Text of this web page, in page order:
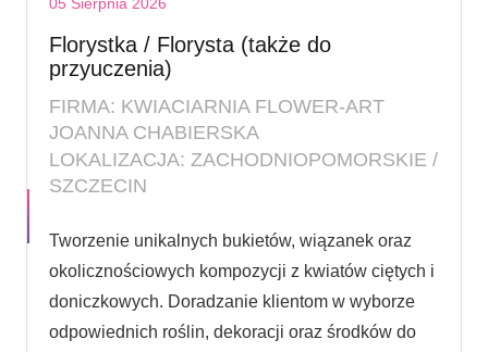
Florystka / Florysta (także do
przyuczenia)
FIRMA: KWIACIARNIA FLOWER-ART
JOANNA CHABIERSKA
LOKALIZACJA: ZACHODNIOPOMORSKIE /
SZCZECIN
Tworzenie unikalnych bukietów, wiązanek oraz
okolicznościowych kompozycji z kwiatów ciętych i
doniczkowych. Doradzanie klientom w wyborze
odpowiednich roślin, dekoracji oraz środków do